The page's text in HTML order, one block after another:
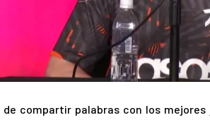
de compartir palabras con los